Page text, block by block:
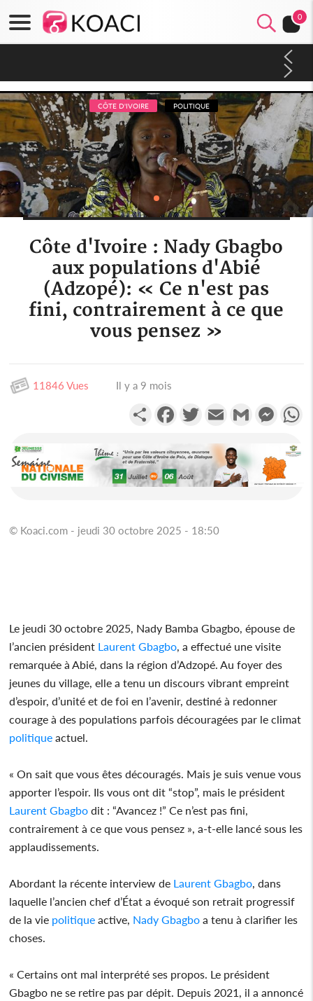
0
arriérés du SMIG 2023
CÔTE D'IVOIRE POLITIQUE
Côte d'Ivoire : Nady Gbagbo
aux populations d'Abié
(Adzopé): « Ce n'est pas
fini, contrairement à ce que
vous pensez »
11846 Vues Il y a 9 mois
PartagerFacebookTwitterEmail Gmail
© Koaci.com - jeudi 30 octobre 2025 - 18:50
Le jeudi 30 octobre 2025, Nady Bamba Gbagbo, épouse de
l’ancien président Laurent Gbagbo, a effectué une visite
remarquée à Abié, dans la région d’Adzopé. Au foyer des
jeunes du village, elle a tenu un discours vibrant empreint
d’espoir, d’unité et de foi en l’avenir, destiné à redonner
courage à des populations parfois découragées par le climat
politique actuel.
« On sait que vous êtes découragés. Mais je suis venue vous
apporter l’espoir. Ils vous ont dit “stop”, mais le président
Laurent Gbagbo dit : “Avancez !” Ce n’est pas fini,
contrairement à ce que vous pensez », a-t-elle lancé sous les
applaudissements.
Abordant la récente interview de Laurent Gbagbo, dans
laquelle l’ancien chef d’État a évoqué son retrait progressif
de la vie politique active, Nady Gbagbo a tenu à clarifier les
choses.
« Certains ont mal interprété ses propos. Le président
Gbagbo ne se retire pas par dépit. Depuis 2021, il a annoncé